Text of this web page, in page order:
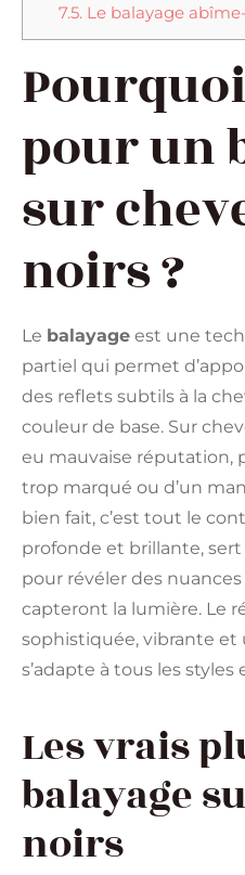
7.5. Le balayage
pour un
sur
noirs ?
Le balayage est une
partiel qui permet
des reflets subtils à la
couleur de base. Sur
eu mauvaise réputation,
trop marqué ou d’un
bien fait, c’est tout le
profonde et brillante,
pour révéler des
capteront la lumière. Le
sophistiquée, vibrante et
s’adapte à tous les styles
Les vrais
balayage
noirs